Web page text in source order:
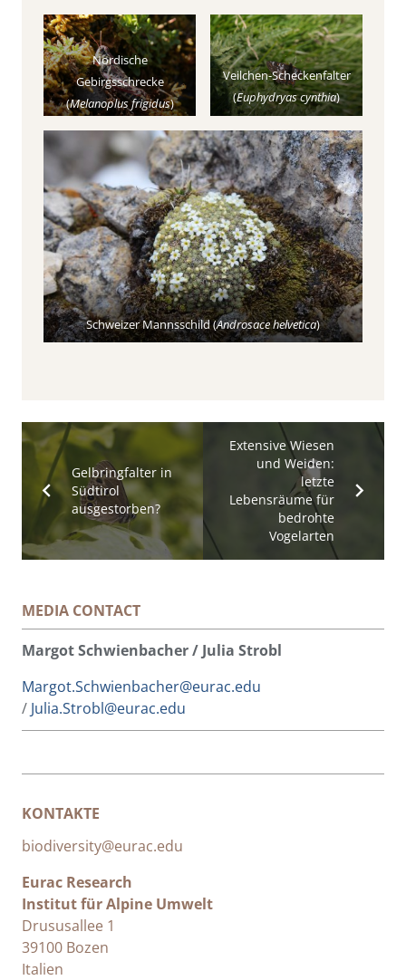
Nordische
Gebirgsschrecke
(Melanoplus frigidus)
Veilchen-Scheckenfalter
(Euphydryas cynthia)
Schweizer Mannsschild (Androsace helvetica)
Gelbringfalter in
Südtirol
ausgestorben?
Extensive Wiesen
und Weiden:
letzte
Lebensräume für
bedrohte
Vogelarten
MEDIA CONTACT
Margot Schwienbacher / Julia Strobl
Margot.Schwienbacher@eurac.edu
/ Julia.Strobl@eurac.edu
KONTAKTE
biodiversity@eurac.edu
Eurac Research
Institut für Alpine Umwelt
Drususallee 1
39100 Bozen
Italien